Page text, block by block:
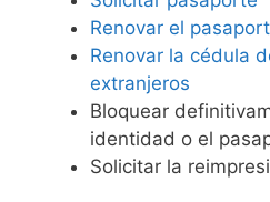
Renovar el
Renovar la cédula
extranjeros
Bloquear
identidad o el
Solicitar la